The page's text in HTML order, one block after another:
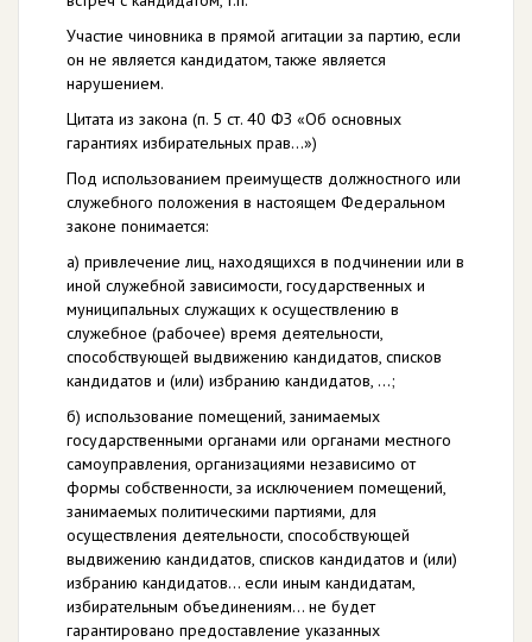
Участие чиновника в прямой агитации за партию, если
он не является кандидатом, также является
нарушением.
Цитата из закона (п. 5 ст. 40 ФЗ «Об основных
гарантиях избирательных прав…»)
Под использованием преимуществ должностного или
служебного положения в настоящем Федеральном
законе понимается:
а) привлечение лиц, находящихся в подчинении или в
иной служебной зависимости, государственных и
муниципальных служащих к осуществлению в
служебное (рабочее) время деятельности,
способствующей выдвижению кандидатов, списков
кандидатов и (или) избранию кандидатов, …;
б) использование помещений, занимаемых
государственными органами или органами местного
самоуправления, организациями независимо от
формы собственности, за исключением помещений,
занимаемых политическими партиями, для
осуществления деятельности, способствующей
выдвижению кандидатов, списков кандидатов и (или)
избранию кандидатов… если иным кандидатам,
избирательным объединениям… не будет
гарантировано предоставление указанных